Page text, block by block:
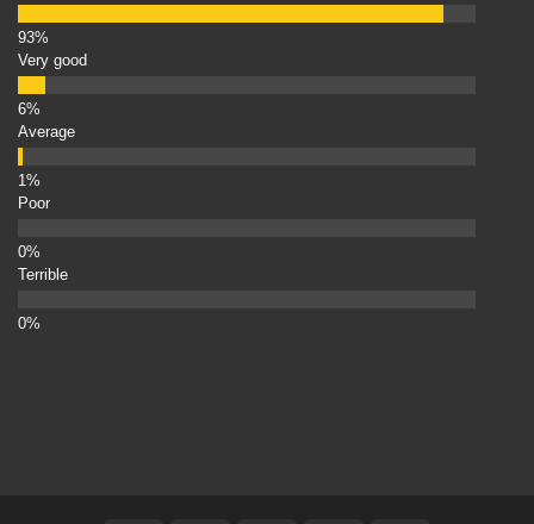
Very good
Average
Poor
Terrible